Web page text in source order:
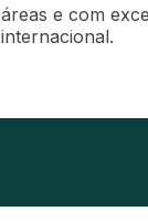
áreas e com
internacional.